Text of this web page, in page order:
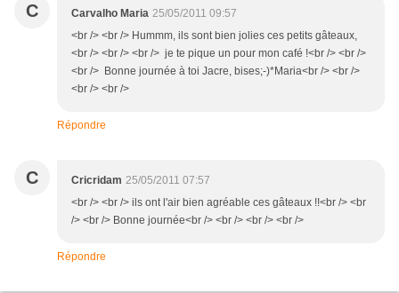
C Carvalho Maria 25/05/2011 09:57
<br /> <br /> Hummm, ils sont bien jolies ces petits gâteaux,
<br /> <br /> <br /> je te pique un pour mon café !<br /> <br />
<br /> Bonne journée à toi Jacre, bises;-)*Maria<br /> <br />
<br /> <br />
Répondre
C Cricridam 25/05/2011 07:57
<br /> <br /> ils ont l'air bien agréable ces gâteaux !!<br /> <br
/> <br /> Bonne journée<br /> <br /> <br /> <br />
Répondre